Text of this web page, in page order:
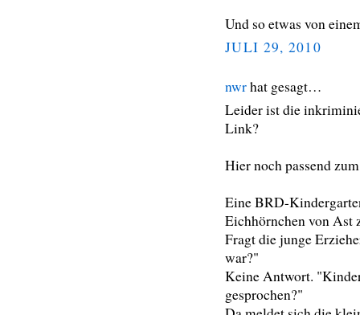
Und so etwas von
JULI 29, 2010
nwrhat gesagt…
Leider ist die
Link?
Hier noch passend
Eine BRD-
Eichhörnchen von Ast
Fragt die junge
war?"
Keine Antwort.
gesprochen?"